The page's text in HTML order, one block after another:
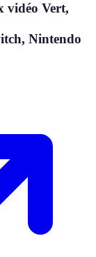
vidéo Vert,
Nintendo